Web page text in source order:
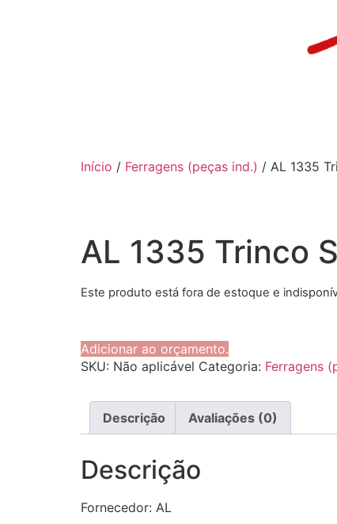
Início / Ferragens (peças ind.) / AL 1335
AL 1335 Trinco
Este produto está fora de estoque e
Adicionar ao orçamento.
SKU: Não aplicável Categoria: Ferragens
Descrição Avaliações (0)
Descrição
Fornecedor: AL